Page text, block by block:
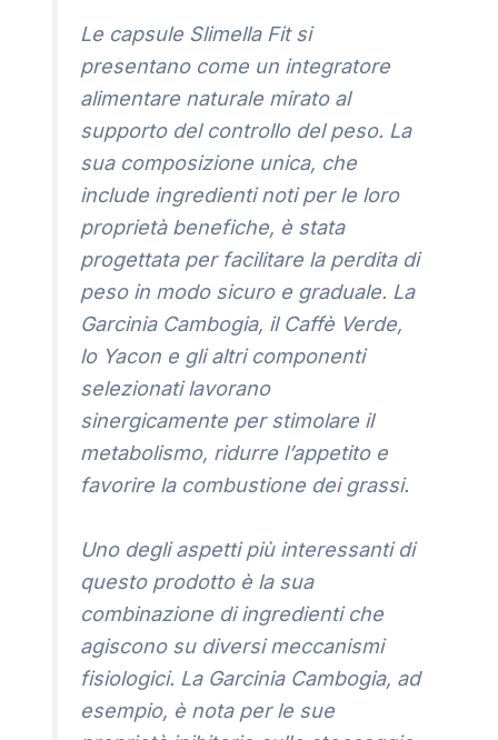
Le capsule Slimella Fit si
presentano come un integratore
alimentare naturale mirato al
supporto del controllo del peso. La
sua composizione unica, che
include ingredienti noti per le loro
proprietà benefiche, è stata
progettata per facilitare la perdita di
peso in modo sicuro e graduale. La
Garcinia Cambogia, il Caffè Verde,
lo Yacon e gli altri componenti
selezionati lavorano
sinergicamente per stimolare il
metabolismo, ridurre l’appetito e
favorire la combustione dei grassi.
Uno degli aspetti più interessanti di
questo prodotto è la sua
combinazione di ingredienti che
agiscono su diversi meccanismi
fisiologici. La Garcinia Cambogia, ad
esempio, è nota per le sue